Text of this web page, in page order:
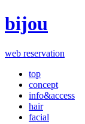
bijou
web reservation
top
concept
info&access
hair
facial